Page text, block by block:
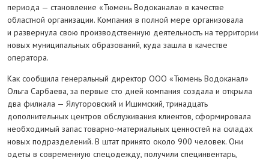
периода — становление «Тюмень Водоканала» в качестве
областной организации. Компания в полной мере организовала
и развернула свою производственную деятельность на территории
новых муниципальных образований, куда зашла в качестве
оператора.
Как сообщила генеральный директор ООО «Тюмень Водоканал»
Ольга Сарбаева, за первые сто дней компания создала и открыла
два филиала — Ялуторовский и Ишимский, тринадцать
дополнительных центров обслуживания клиентов, сформировала
необходимый запас товарно-материальных ценностей на складах
новых подразделений. В штат принято около 900 человек. Они
одеты в современную спецодежду, получили специнвентарь,